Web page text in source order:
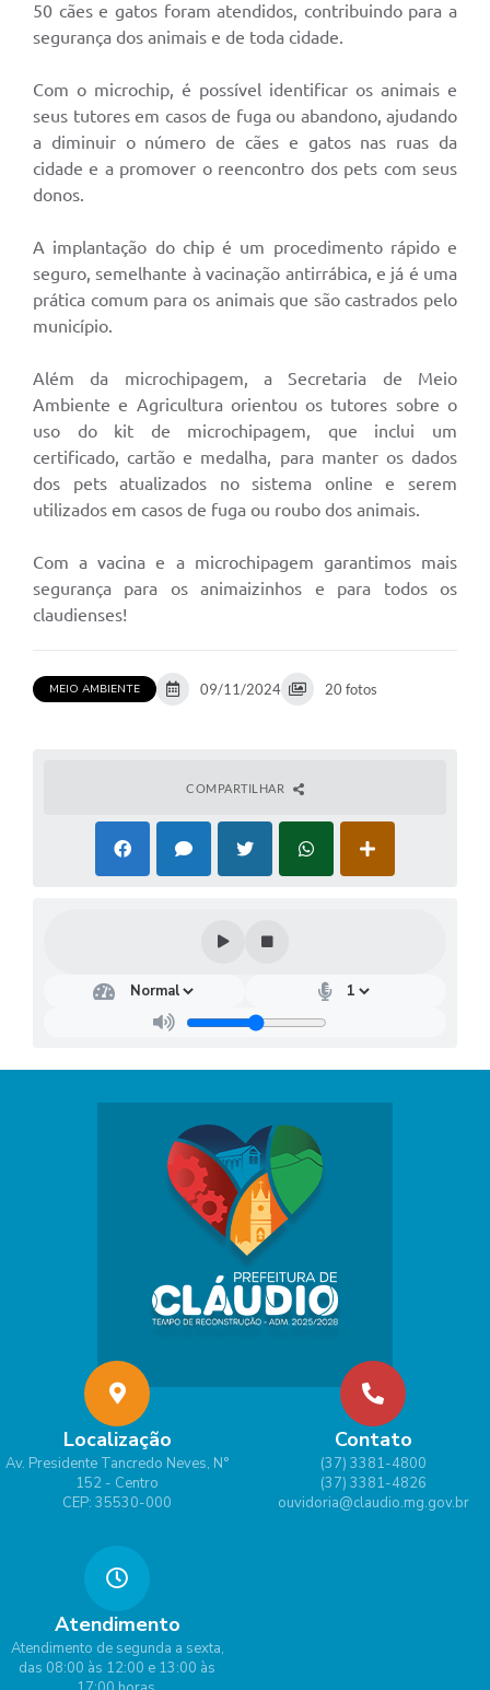
50 cães e gatos foram atendidos, contribuindo para a
segurança dos animais e de toda cidade.
Com o microchip, é possível identificar os animais e
seus tutores em casos de fuga ou abandono, ajudando
a diminuir o número de cães e gatos nas ruas da
cidade e a promover o reencontro dos pets com seus
donos.
A implantação do chip é um procedimento rápido e
seguro, semelhante à vacinação antirrábica, e já é uma
prática comum para os animais que são castrados pelo
município.
Além da microchipagem, a Secretaria de Meio
Ambiente e Agricultura orientou os tutores sobre o
uso do kit de microchipagem, que inclui um
certificado, cartão e medalha, para manter os dados
dos pets atualizados no sistema online e serem
utilizados em casos de fuga ou roubo dos animais.
Com a vacina e a microchipagem garantimos mais
segurança para os animaizinhos e para todos os
claudienses!
MEIO AMBIENTE 09/11/2024 20 fotos
COMPARTILHAR
Localização
Av. Presidente Tancredo Neves, N°
152 - Centro
CEP: 35530-000
Contato
(37) 3381-4800
(37) 3381-4826
ouvidoria@claudio.mg.gov.br
Atendimento
Atendimento de segunda a sexta,
das 08:00 às 12:00 e 13:00 às